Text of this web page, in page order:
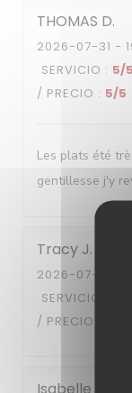
THOMAS D
2026-07-31 -
SERVICIO : 5/5
/ PRECIO : 5/5
Les plats été
gentillesse j'y
Tracy J
2026-07-28
-
SERVICIO
/ PRECIO